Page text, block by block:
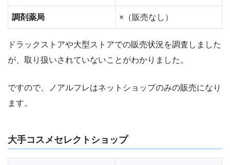
調剤薬局 ×（販売なし）
ドラックストアや大型ストアでの販売状況を調査しました
が、取り扱いされていないことがわかりました。
ですので、ノアルフレはネットショップのみの販売になり
ます。
大手コスメセレクトショップ